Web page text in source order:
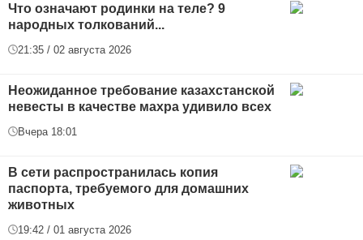
Что означают родинки на теле? 9
народных толкований...
21:35 / 02 августа 2026
Неожиданное требование казахстанской
невесты в качестве махра удивило всех
Вчера 18:01
В сети распространилась копия
паспорта, требуемого для домашних
животных
19:42 / 01 августа 2026